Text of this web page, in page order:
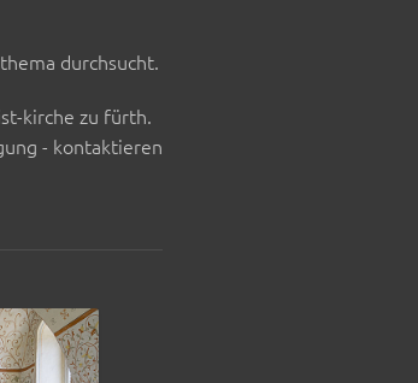
durchsucht.
kirche zu fürth.
- kontaktieren